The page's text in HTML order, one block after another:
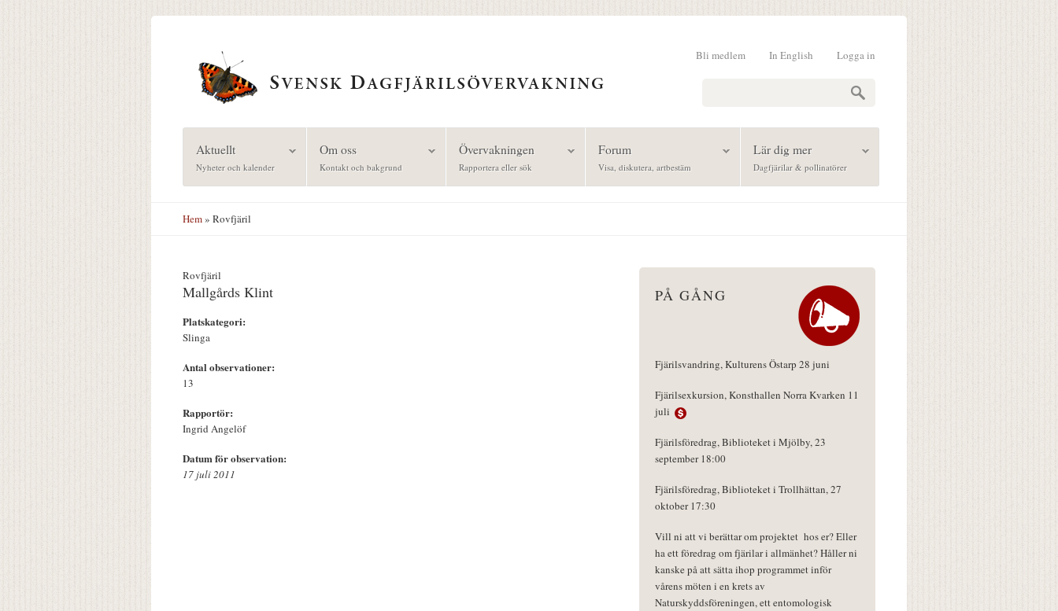
Logga in
In English
Bli medlem
Aktuellt
Nyheter och kalender
Om oss
Kontakt och bakgrund
Övervakningen
Rapportera eller sök
Forum
Visa, diskutera, artbestäm
Lär dig mer
Dagfjärilar & pollinatörer
Hem» Rovfjäril
Rovfjäril
Mallgårds Klint
Platskategori:
Slinga
Antal observationer:
13
Rapportör:
Ingrid Angelöf
Datum för observation:
17 juli 2011
PÅ GÅNG
Fjärilsvandring, Kulturens Östarp 28 juni
Fjärilsexkursion, Konsthallen Norra Kvarken 11
juli
Fjärilsföredrag, Biblioteket i Mjölby, 23
september 18:00
Fjärilsföredrag, Biblioteket i Trollhättan, 27
oktober 17:30
Vill ni att vi berättar om projektet hos er? Eller
ha ett föredrag om fjärilar i allmänhet? Håller ni
kanske på att sätta ihop programmet inför
vårens möten i en krets av
Naturskyddsföreningen, ett entomologisk